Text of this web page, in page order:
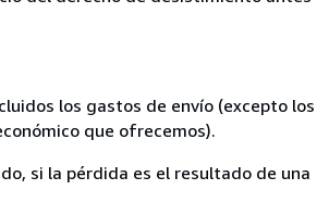
los gastos de envío (excepto los
que ofrecemos).
si la pérdida es el resultado de una